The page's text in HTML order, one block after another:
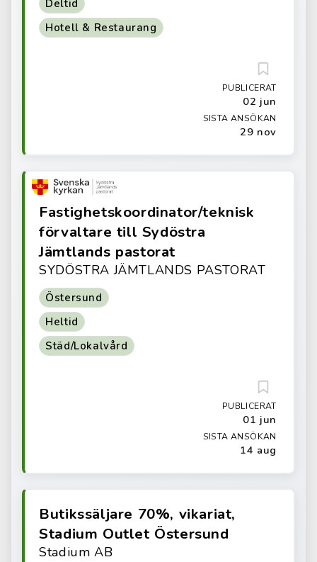
Deltid
Hotell & Restaurang
PUBLICERAT
02 jun
SISTA ANSÖKAN
29 nov
Fastighetskoordinator/teknisk
förvaltare till Sydöstra
Jämtlands pastorat
SYDÖSTRA JÄMTLANDS PASTORAT
Östersund
Heltid
Städ/Lokalvård
PUBLICERAT
01 jun
SISTA ANSÖKAN
14 aug
Butikssäljare 70%, vikariat,
Stadium Outlet Östersund
Stadium AB